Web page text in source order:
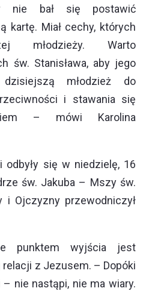
nie bał się postawić
kartę. Miał cechy, których
młodzieży. Warto
św. Stanisława, aby jego
młodzież do
i stawania się
– mówi Karolina
odbyły się w niedzielę, 16
św. Jakuba – Mszy św.
i Ojczyzny przewodniczył
punktem wyjścia jest
z Jezusem. – Dopóki
nie nastąpi, nie ma wiary.